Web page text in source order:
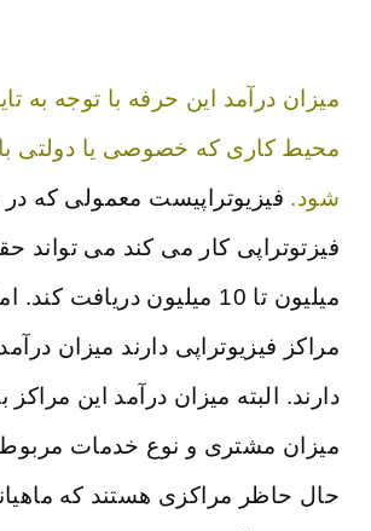
میزان درآمد این حرفه با توجه به
محیط کاری که خصوصی یا دولتی
شود. فیزیوتراپیست معمولی که در
میلیون تا 10 میلیون دریافت
مراکز فیزیوتراپی دارند میزان
دارند. البته میزان درآمد این
میزان مشتری و نوع خدمات